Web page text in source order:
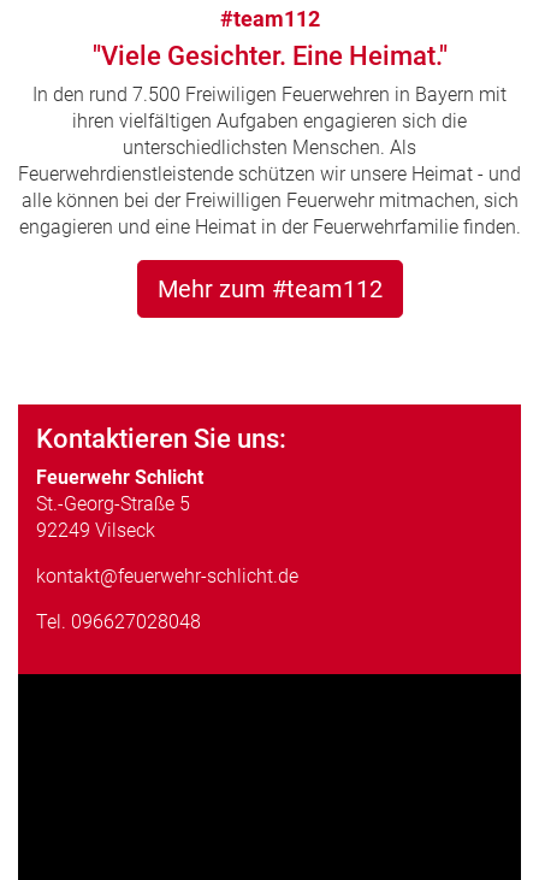
#team112
"Viele Gesichter. Eine Heimat."
In den rund 7.500 Freiwiligen Feuerwehren in Bayern mit
ihren vielfältigen Aufgaben engagieren sich die
unterschiedlichsten Menschen. Als
Feuerwehrdienstleistende schützen wir unsere Heimat - und
alle können bei der Freiwilligen Feuerwehr mitmachen, sich
engagieren und eine Heimat in der Feuerwehrfamilie finden.
Mehr zum #team112
Kontaktieren Sie uns:
Feuerwehr Schlicht
St.-Georg-Straße 5
92249 Vilseck
kontakt@feuerwehr-schlicht.de
Tel. 096627028048